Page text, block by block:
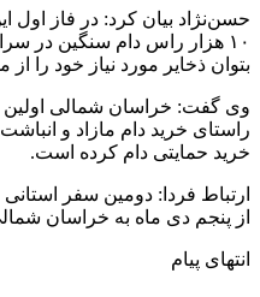
حسن‌نژاد بیان کرد: در فاز اول
۱۰ هزار راس دام سنگین در
بتوان ذخایر مورد نیاز خود را
وی گفت: خراسان شمالی
راستای خرید دام مازاد و
خرید حمایتی دام کرده است.
ارتباط فردا: دومین سفر
از پنجم دی ماه به خراسان
انتهای پیام